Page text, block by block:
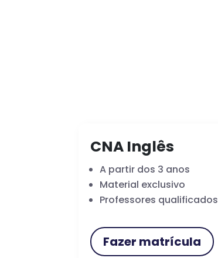
CNA Inglês
A partir dos 3 anos
Material exclusivo
Professores qualificados
Fazer matrícula